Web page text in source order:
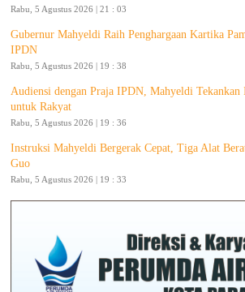
Rabu, 5 Agustus 2026 | 21 : 03
Gubernur Mahyeldi Raih Penghargaan Kartika
IPDN
Rabu, 5 Agustus 2026 | 19 : 38
Audiensi dengan Praja IPDN, Mahyeldi Tekankan
untuk Rakyat
Rabu, 5 Agustus 2026 | 19 : 36
Instruksi Mahyeldi Bergerak Cepat, Tiga Alat
Guo
Rabu, 5 Agustus 2026 | 19 : 33